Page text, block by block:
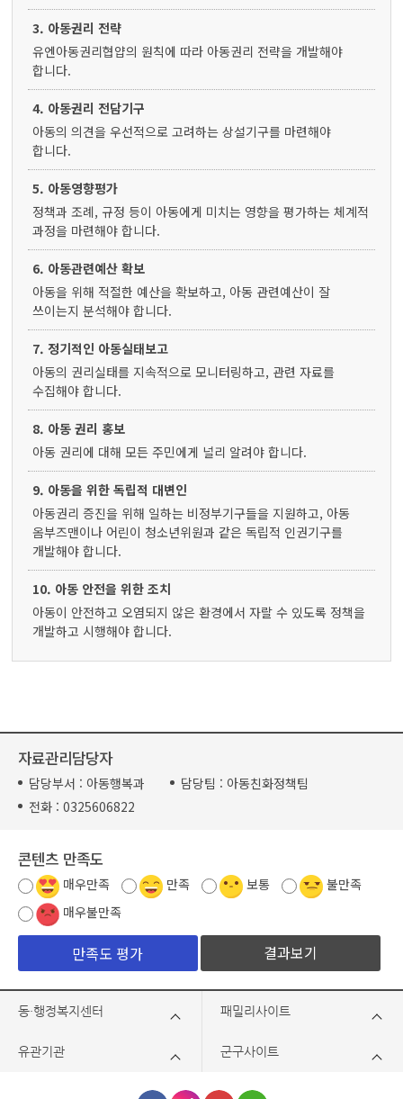
3. 아동권리 전략
유엔아동권리협얍의 원칙에 따라 아동권리 전략을 개발해야
합니다.
4. 아동권리 전담기구
아동의 의견을 우선적으로 고려하는 상설기구를 마련해야
합니다.
5. 아동영향평가
정책과 조례, 규정 등이 아동에게 미치는 영향을 평가하는 체계적
과정을 마련해야 합니다.
6. 아동관련예산 확보
아동을 위해 적절한 예산을 확보하고, 아동 관련예산이 잘
쓰이는지 분석해야 합니다.
7. 정기적인 아동실태보고
아동의 권리실태를 지속적으로 모니터링하고, 관련 자료를
수집해야 합니다.
8. 아동 권리 홍보
아동 권리에 대해 모든 주민에게 널리 알려야 합니다.
9. 아동을 위한 독립적 대변인
아동권리 증진을 위해 일하는 비정부기구들을 지원하고, 아동
옴부즈맨이나 어린이 청소년위원과 같은 독립적 인권기구를
개발해야 합니다.
10. 아동 안전을 위한 조치
아동이 안전하고 오염되지 않은 환경에서 자랄 수 있도록 정책을
개발하고 시행해야 합니다.
자료관리담당자
담당부서 : 아동행복과 담당팀 : 아동친화정책팀
전화 : 0325606822
콘텐츠 만족도
매우만족 만족 보통
불만족
매우불만족
결과보기
동·행정복지센터 패밀리사이트
유관기관 군구사이트